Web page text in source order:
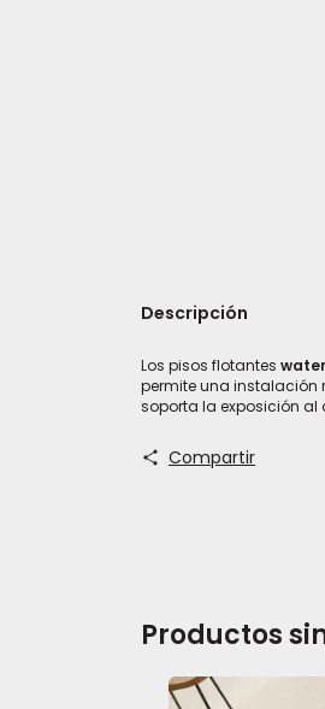
Descripción
Los pisos flotantes
permite una instalación
soporta la exposición
Compartir
Productos